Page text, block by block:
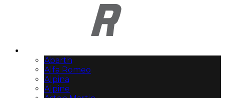
Abarth
Alfa Romeo
Alpina
Alpine